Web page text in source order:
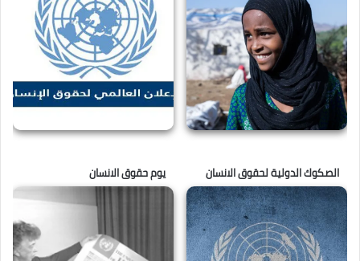
الصكوك الدولية لحقوق الانسان يوم حقوق الانسان